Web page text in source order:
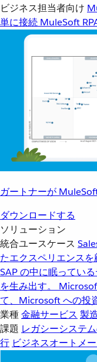
ビジネス担当者向け
単に接続 MuleSoft
ガートナーが
ダウンロードする
ソリューション
統合ユースケース
たエクスペリエンス
SAP の中に眠ってい
を生み出す。
て、Microsoft への投
業種金融サービス 製
課題 レガシーシステ
行 ビジネスオートメ